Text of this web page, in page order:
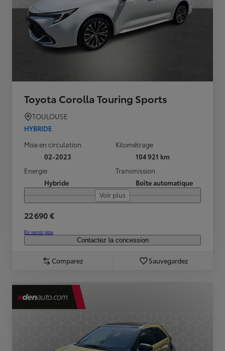
Toyota Corolla Touring Sports
TOULOUSE
HYBRIDE
Mise en circulation
02-2023
Kilométrage
104 921 km
Energie
Hybride
Transmission
Boîte automatique
Voir plus
22 690 €
En savoir plus
Contactez la concession
Comparez Sauvegardez